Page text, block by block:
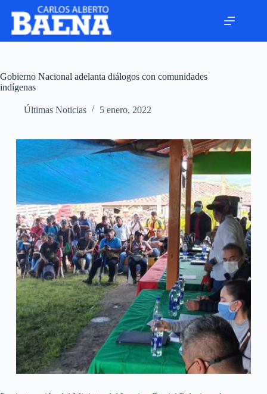
Gobierno Nacional adelanta diálogos con comunidades
indígenas
Últimas Noticias 5 enero, 2022